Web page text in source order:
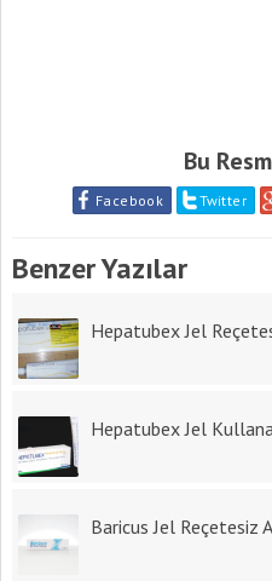
Bu
Facebook Twitter
Benzer Yazılar
Hepatubex Jel
Hepatubex Jel
Baricus Jel Reçetesiz